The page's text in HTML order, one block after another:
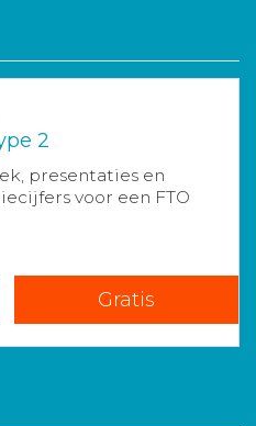
2
presentaties en
voor een FTO
Gratis